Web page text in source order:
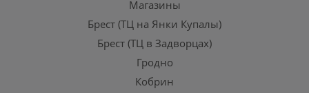
Магазины
Брест (ТЦ на Янки Купалы)
Брест (ТЦ в Задворцах)
Гродно
Кобрин